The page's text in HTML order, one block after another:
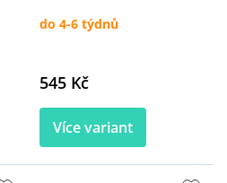
do 4-6 týdnů
545 Kč
Více variant